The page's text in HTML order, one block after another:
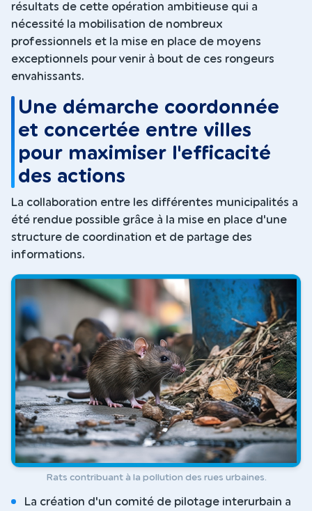
résultats de cette opération ambitieuse qui a
nécessité la mobilisation de nombreux
professionnels et la mise en place de moyens
exceptionnels pour venir à bout de ces rongeurs
envahissants.
Une démarche coordonnée
et concertée entre villes
pour maximiser l'efficacité
des actions
La collaboration entre les différentes municipalités a
été rendue possible grâce à la mise en place d'une
structure de coordination et de partage des
informations.
Rats contribuant à la pollution des rues urbaines.
La création d'un comité de pilotage interurbain a